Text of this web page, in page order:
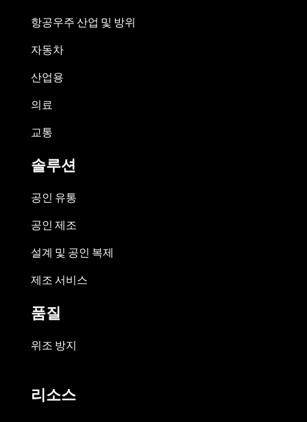
항공우주 산업 및 방위
자동차
산업용
의료
교통
솔루션
공인 유통
공인 제조
설계 및 공인 복제
제조 서비스
품질
위조 방지
리소스